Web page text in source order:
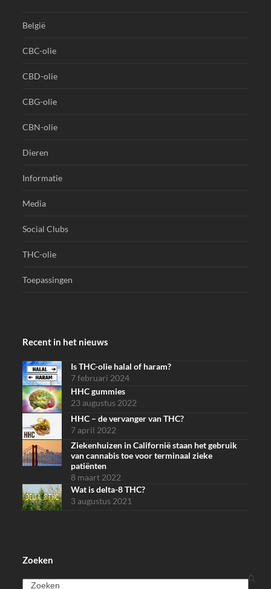
België
CBC-olie
CBD-olie
CBG-olie
CBN-olie
Dieren
Informatie
Media
Social Clubs
THC-olie
Toepassingen
Recent in het nieuws
Is THC-olie halal of haram?
7 februari 2024
HHC gummies
23 augustus 2022
HHC – de vervanger van THC?
7 april 2022
Ziekenhuizen in Californië staan het gebruik
van cannabis toe voor terminaal zieke
patiënten
8 maart 2022
Wat is delta-8 THC?
3 augustus 2021
Zoeken
Search